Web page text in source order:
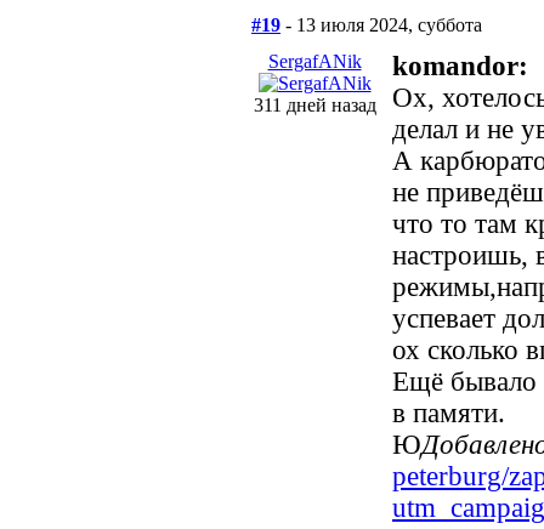
#19 - 13 июля 2024, суббота
SergafANik
311 дней назад
komandor:
Ох,
делал и не
А
не
что то там
настроишь,
успевает
ох сколько
Ещё бывало
в памяти.
Ю
peterburg/